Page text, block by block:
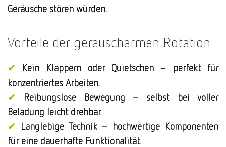
Geräusche stören würden.
Vorteile der geräuscharmen Rotation
✔ Kein Klappern oder Quietschen – perfekt für
konzentriertes Arbeiten.
✔ Reibungslose Bewegung – selbst bei voller
Beladung leicht drehbar.
✔ Langlebige Technik – hochwertige Komponenten
für eine dauerhafte Funktionalität.